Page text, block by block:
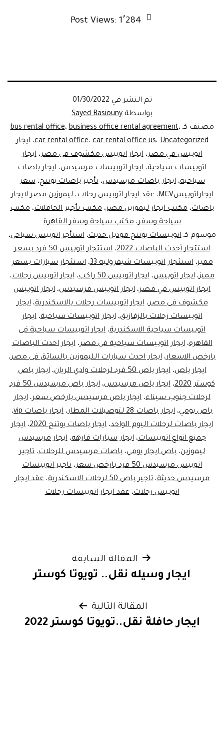
Post Views: 1٬284
تم النشر في 01/30/2022
بواسطة Sayed Basiouny
مصنف كـ
bus rental office،business office rental agreement،
car rental office،car rental office us،Uncategorized ،ايجار
اتوبيس في مصر،ايجار اتوبيس مكشوف فى مصر،ايجار
اتوبيسات سياحية، ايجار اتوبيسات مرسيدس، ايجار باصات
سياحية،ايجار باصات مرسيدس،تأجير باصات يوتنج،سعر
ايجاراتوبيسMCV
،عقد ايجار اتوبيس رحلات،ليموزين مصر لايجار
باصات، مكتب ايجار ليموزين مصر، مكتب تأجير الحافلات، مكتب
سياحة وسفر،مكتب سياحة وسفر القاهرة
موسوم كـاتوبيسات يوتنج موديل حديث،استأجر اتوبيس سياحى،
استئجار أحدث الباصات 2022
،
استئجار اتوبيس 50 فرد بسعر
مميز،استئجار اتوبيسات شيفروليه 33 ،استئجار سيارات بسعر
مميز،ايجار اتوبيس،ايجار اتوبيس 50 راكب ،ايجار اتوبيس رحلات،
ايجار اتوبيس في مصر، ايجار اتوبيس مرسيدس، ايجار اتوبيس
مكشوف فى مصر،ايجار اتوبيسات رحلات بالاسكندرية،ايجار
اتوبيسات رحلات بالزقازيق،ايجار اتوبيسات سياحية،ايجار
اتوبيسات سياحية الاسكندرية، ايجار اتوبيسات سياحية فى
القاهره،ايجار اتوبيسات سياحية فى مصر،ايجار احدث الباصات
بارخص الاسعار، ايجار احدث سيارات الليموزين بالسائق فى مصر،
ايجار باص،ايجار باص 50 فرد لرحلات وادي الريان ،ايجار باص
كوستر 2020
،ايجار باص مرسيدس،
ايجار باص مرسيدس 50 فرد
لرحلات جنوب سيناء، ايجار باص مرسيدس بارخص سعر، ايجار
باص يومي، ايجار باصات 28 لتوصيلات المطار ، ايجار باصات vip
،
ايجار باصات لرحلات اليوم الواحد، ايجار باصات يوتنج 2020 ، ايجار
جميع انواع اتوبيسات،ايجار سيارات فارهه،ايجار مرسيدس
ليموزين، باص ايجار يومي، باصات مرسيدس للرحلات، تاجير
اتوبيس مرسيدس 50 فرد بارخص سعر
، تاجير اتوبيسات
مرسيدس حديثة، تاجير باص 50 لرحلات الاسكندرية ، عقد ايجار
اتوبيس رحلات،عقد ايجار اتوبيسات رحلات
المقالات
المقالة السابقة
ايجار وسيله نقل.. تويوتا كوستر
المقالة التالية
ايجار حافلة نقل..تويوتا كوستر 2022